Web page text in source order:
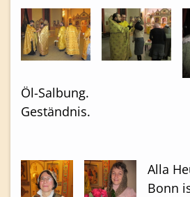
Öl-Salbung.
Geständnis.
Alla
Bonn